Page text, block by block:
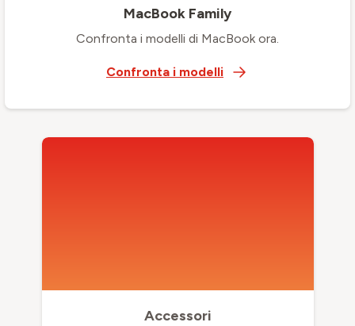
MacBook Family
Confronta i modelli di MacBook ora.
Confronta i modelli
Accessori